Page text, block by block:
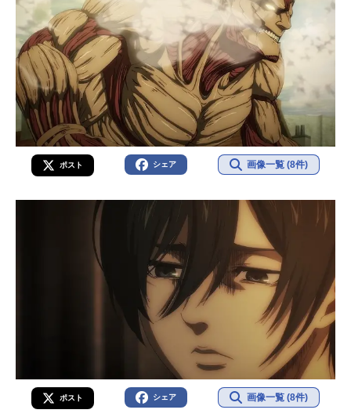
ポスト シェア 画像一覧 (8件)
ポスト シェア 画像一覧 (8件)